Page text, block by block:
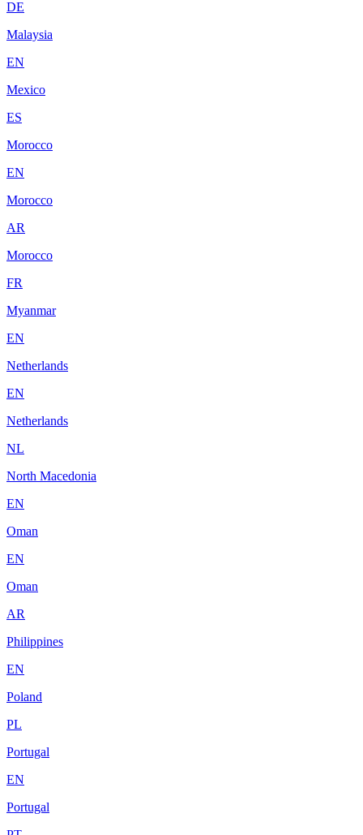
DE
Malaysia
EN
Mexico
ES
Morocco
EN
Morocco
AR
Morocco
FR
Myanmar
EN
Netherlands
EN
Netherlands
NL
North Macedonia
EN
Oman
EN
Oman
AR
Philippines
EN
Poland
PL
Portugal
EN
Portugal